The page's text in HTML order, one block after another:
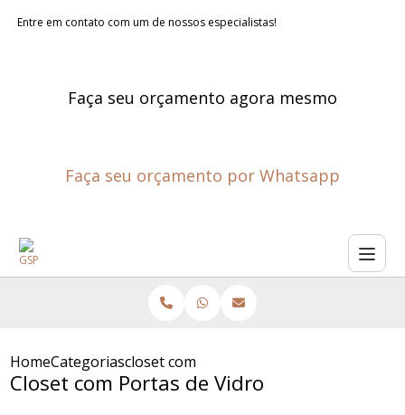
Entre em contato com um de nossos especialistas!
Faça seu orçamento agora mesmo
Faça seu orçamento por Whatsapp
HomeCategoriascloset com portas de vidro
Closet com Portas de Vidro